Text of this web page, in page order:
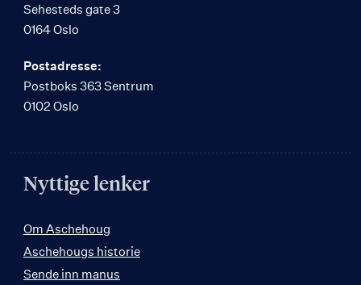
Sehesteds gate 3
0164 Oslo
Postadresse:
Postboks 363 Sentrum
0102 Oslo
Nyttige lenker
Om Aschehoug
Aschehougs historie
Sende inn manus